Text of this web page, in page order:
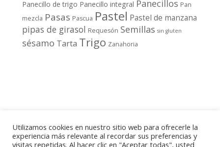
Panecillo de trigo Panecillo integral Panecillos Pan
mezcla Pasas Pascua Pastel Pastel de manzana
pipas de girasol Requesón Semillas sin gluten
sésamo Tarta Trigo Zanahoria
Utilizamos cookies en nuestro sitio web para ofrecerle la
experiencia más relevante al recordar sus preferencias y
visitas repetidas. Al hacer clic en "Aceptar todas", usted